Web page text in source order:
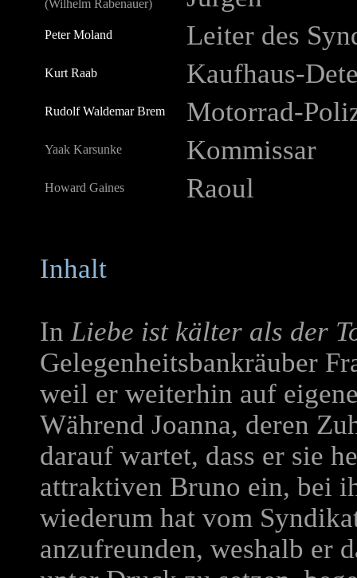
(Wilhelm Rabenauer)
Peter Moland Leiter des
Kurt Raab Kaufhaus-
Rudolf Waldemar Brem Motorrad-
Yaak Karsunke Kommissar
Howard Gaines Raoul
Inhalt
InLiebe ist kälter als der
Gelegenheitsbankräuber
weil er weiterhin auf
Während Joanna, deren
darauf wartet, dass er sie
attraktiven Bruno ein, bei
wiederum hat vom
anzufreunden, weshalb er